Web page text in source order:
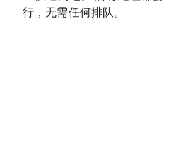
行，无需任何排队。